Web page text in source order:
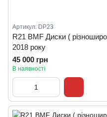
Артикул: DP23
R21 BMF Диски (
2018 року
45 000 грн
В наявності